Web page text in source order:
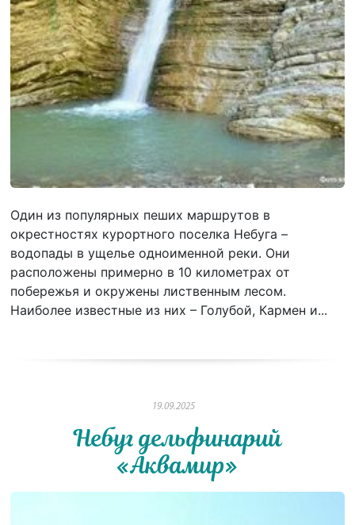
Один из популярных пеших маршрутов в
окрестностях курортного поселка Небуга –
водопады в ущелье одноименной реки. Они
расположены примерно в 10 километрах от
побережья и окружены лиственным лесом.
Наиболее известные из них – Голубой, Кармен и...
19.09.2025
Небуг дельфинарий
«Аквамир»